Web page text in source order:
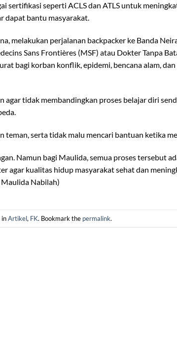
sertifikasi seperti ACLS dan ATLS untuk
dapat bantu masyarakat.
melakukan perjalanan backpacker ke Banda
Sans Frontières (MSF) atau Dokter Tanpa
bagi korban konflik, epidemi, bencana alam,
tidak membandingkan proses belajar diri
teman, serta tidak malu mencari bantuan ketika
Namun bagi Maulida, semua proses tersebut
agar kualitas hidup masyarakat sehat dan
Nabilah)
inArtikel, FK. Bookmark the permalink.